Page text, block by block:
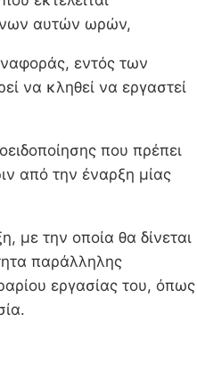
αυτών ωρών,
εντός των
να κληθεί να εργαστεί
που πρέπει
από την έναρξη μίας
με την οποία θα δίνεται
παράλληλης
εργασίας του, όπως